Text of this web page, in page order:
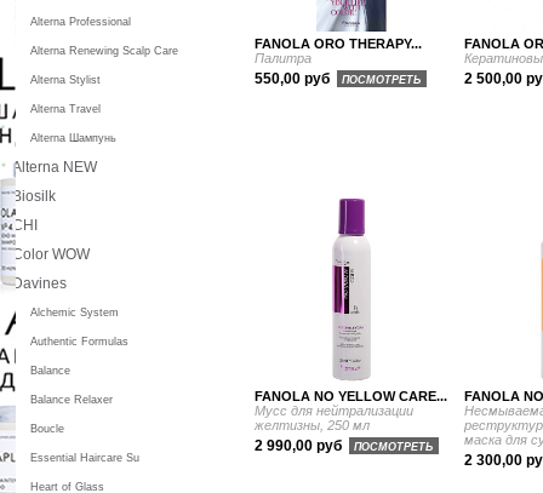
FANOLA ORO THERAPY...
Палитра
550,00 руб ПОСМОТРЕТЬ
FANOLA
2 500,00
FANOLA NO YELLOW CARE...
Мусс для нейтрализации
желтизны, 250 мл
2 990,00 руб ПОСМОТРЕТЬ
FANOLA
маска для
2 300,00
Alterna Professional
Alterna Renewing Scalp Care
Alterna Stylist
Alterna Travel
Alterna Шампунь
Alterna NEW
Biosilk
CHI
Color WOW
Davines
Alchemic System
Authentic Formulas
Balance
Balance Relaxer
Boucle
Essential Haircare Su
Heart of Glass